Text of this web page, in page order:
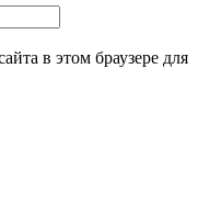
в этом браузере для